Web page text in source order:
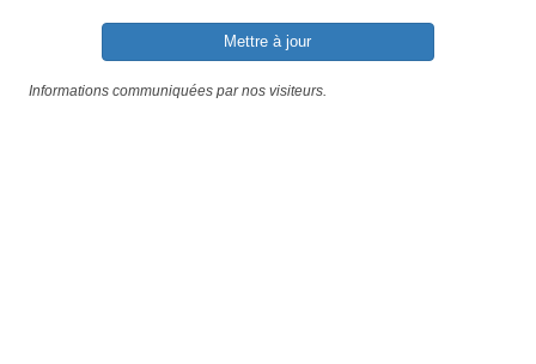
Mettre à jour
Informations communiquées par nos visiteurs.